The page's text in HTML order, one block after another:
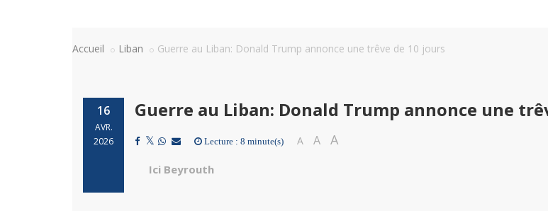
Accueil Liban Guerre au Liban: Donald Trump annonce une trêve de 10 jours
16
AVR.
2026
Guerre au Liban: Donald Trump annonce une
Lecture : 8 minute(s) A A A
Ici Beyrouth